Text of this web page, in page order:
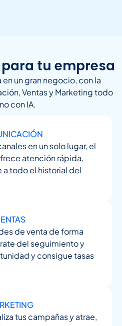
para tu empresa
un gran negocio, con la
Ventas y Marketing todo
con IA.
en un solo lugar, el
atención rápida,
todo el historial del
de venta de forma
del seguimiento y
y consigue tasas
tus campañas y atrae,